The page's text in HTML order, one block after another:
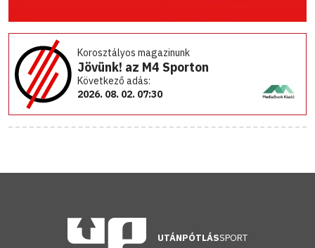
Korosztályos magazinunk
Jövünk! az M4 Sporton
Következő adás:
2026. 08. 02. 07:30
UTÁNPÓTLÁSSPORT